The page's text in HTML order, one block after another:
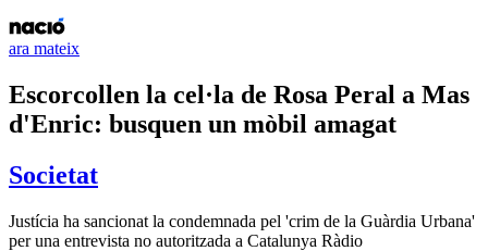
ara mateix
Escorcollen la cel·la de Rosa Peral a Mas
d'Enric: busquen un mòbil amagat
Societat
Justícia ha sancionat la condemnada pel 'crim de la Guàrdia Urbana'
per una entrevista no autoritzada a Catalunya Ràdio